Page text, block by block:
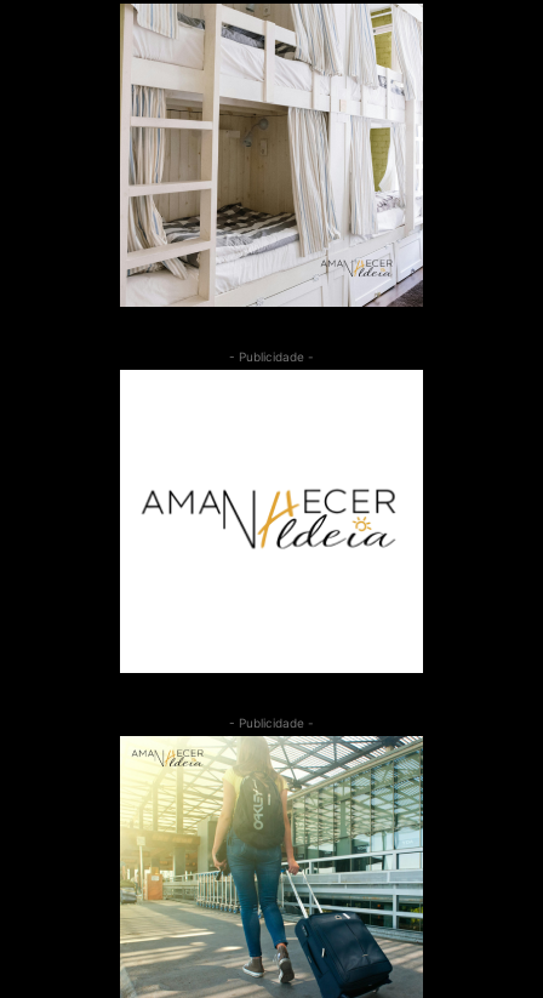
- Publicidade -
- Publicidade -